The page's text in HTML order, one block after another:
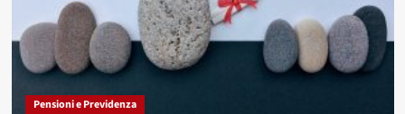
Pensioni e Previdenza